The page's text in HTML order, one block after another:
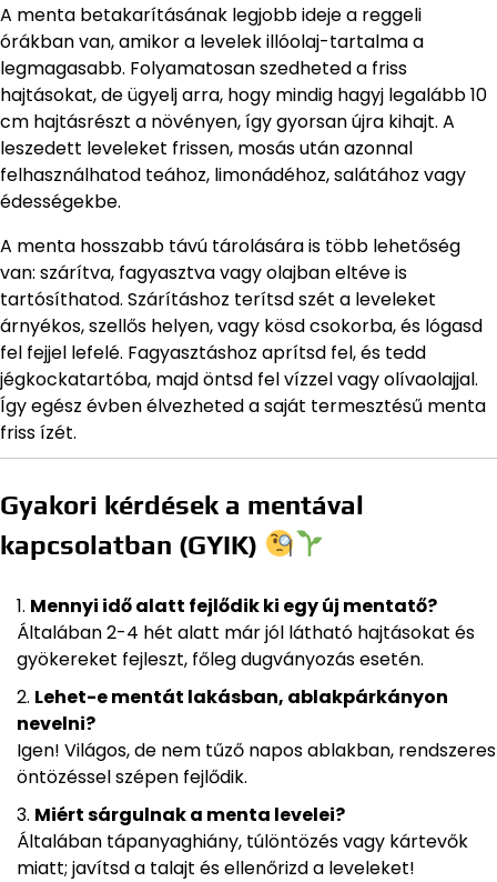
A menta betakarításának legjobb ideje a reggeli
órákban van, amikor a levelek illóolaj-tartalma a
legmagasabb. Folyamatosan szedheted a friss
hajtásokat, de ügyelj arra, hogy mindig hagyj legalább 10
cm hajtásrészt a növényen, így gyorsan újra kihajt. A
leszedett leveleket frissen, mosás után azonnal
felhasználhatod teához, limonádéhoz, salátához vagy
édességekbe.
A menta hosszabb távú tárolására is több lehetőség
van: szárítva, fagyasztva vagy olajban eltéve is
tartósíthatod. Szárításhoz terítsd szét a leveleket
árnyékos, szellős helyen, vagy kösd csokorba, és lógasd
fel fejjel lefelé. Fagyasztáshoz aprítsd fel, és tedd
jégkockatartóba, majd öntsd fel vízzel vagy olívaolajjal.
Így egész évben élvezheted a saját termesztésű menta
friss ízét.
Gyakori kérdések a mentával
kapcsolatban (GYIK)
Mennyi idő alatt fejlődik ki egy új mentatő?
Általában 2-4 hét alatt már jól látható hajtásokat és
gyökereket fejleszt, főleg dugványozás esetén.
Lehet-e mentát lakásban, ablakpárkányon
nevelni?
Igen! Világos, de nem tűző napos ablakban, rendszeres
öntözéssel szépen fejlődik.
Miért sárgulnak a menta levelei?
Általában tápanyaghiány, túlöntözés vagy kártevők
miatt; javítsd a talajt és ellenőrizd a leveleket!